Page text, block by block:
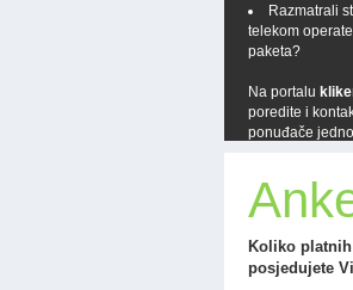
Razmatrali
telekom
paketa?
Na portalu
poredite i
ponuđače
Koliko
posjedujete